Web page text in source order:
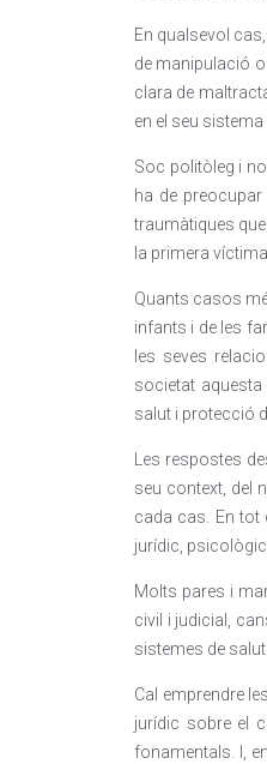
En qualsevol
de manipulació
clara de
en el seu sistema
Soc politòleg i
ha de
traumàtiques que
la primera
Quants casos
infants i de les
les seves
societat
salut i protecció
Les respostes
seu context, del
cada cas. En tot
jurídic, psicològic
Molts pares i
civil i judicial,
sistemes de
Cal emprendre
jurídic sobre el
fonamentals. I,